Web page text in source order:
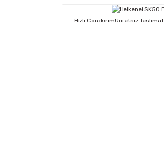
Hızlı GönderimÜcretsiz Teslimat